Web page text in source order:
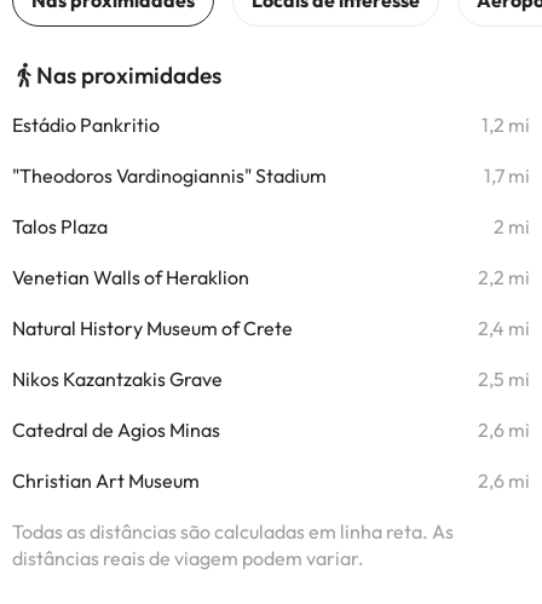
Nas proximidades
Estádio Pankritio 1,2 mi
"Theodoros Vardinogiannis" Stadium 1,7 mi
Talos Plaza 2 mi
Venetian Walls of Heraklion 2,2 mi
Natural History Museum of Crete 2,4 mi
Nikos Kazantzakis Grave 2,5 mi
Catedral de Agios Minas 2,6 mi
Christian Art Museum 2,6 mi
Todas as distâncias são calculadas em linha reta. As
distâncias reais de viagem podem variar.